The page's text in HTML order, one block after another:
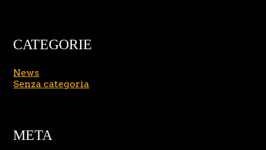
CATEGORIE
News
Senza categoria
META